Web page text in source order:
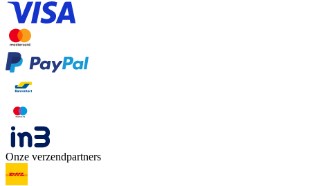
Onze verzendpartners